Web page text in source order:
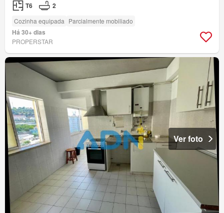
T6 2
Cozinha equipada Parcialmente mobiliado
Há 30+ dias
PROPERSTAR
Ver foto